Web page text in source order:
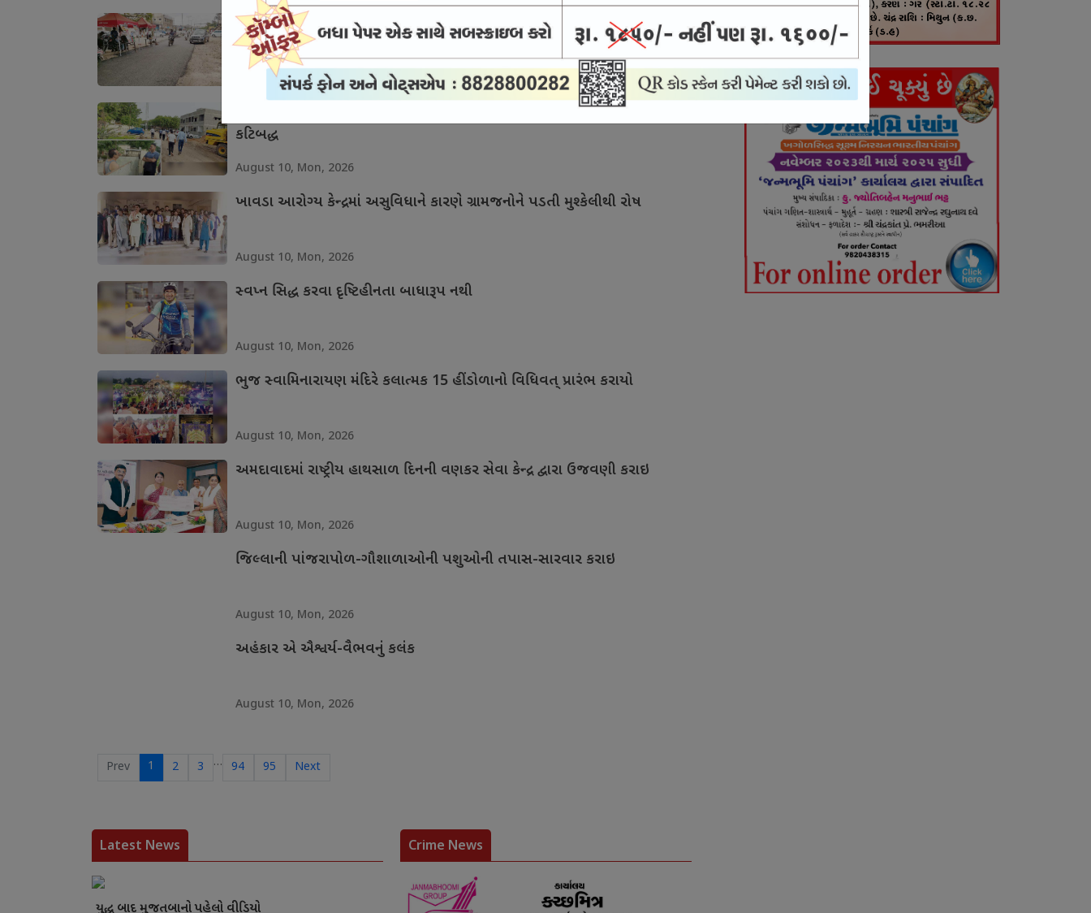
ગાંધીધામમાં ડામર પાથરવાનું શરૂ કરાયું
August 10, Mon, 2026
અમદાવાદ ડિવિઝન રેલવે કર્મચારીઓ પ્રવાસીઓને ગુણવત્તાયુક્ત સુવિધા આપવા
કટિબદ્ધ
August 10, Mon, 2026
ખાવડા આરોગ્ય કેન્દ્રમાં અસુવિધાને કારણે ગ્રામજનોને પડતી મુશ્કેલીથી રોષ
August 10, Mon, 2026
સ્વપ્ન સિદ્ધ કરવા દૃષ્ટિહીનતા બાધારૂપ નથી
August 10, Mon, 2026
ભુજ સ્વામિનારાયણ મંદિરે કલાત્મક 15 હીંડોળાનો વિધિવત્ પ્રારંભ કરાયો
August 10, Mon, 2026
અમદાવાદમાં રાષ્ટ્રીય હાથસાળ દિનની વણકર સેવા કેન્દ્ર દ્વારા ઉજવણી કરાઇ
August 10, Mon, 2026
જિલ્લાની પાંજરાપોળ-ગૌશાળાઓની પશુઓની તપાસ-સારવાર કરાઇ
August 10, Mon, 2026
અહંકાર એ ઐશ્વર્ય-વૈભવનું કલંક
August 10, Mon, 2026
Prev 1 2 3 … 94 95 Next
Latest News
યુદ્ધ બાદ મુજતબાનો પહેલો વીડિયો
Crime News